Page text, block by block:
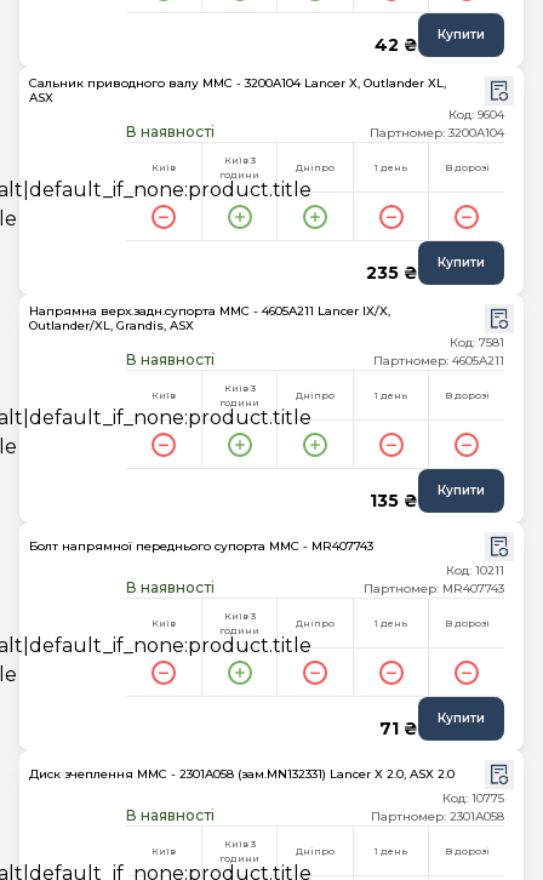
42 ₴ Купити
Сальник приводного валу MMC - 3200A104 Lancer X, Outlander XL,
ASX
В наявності
Код: 9604
Партномер: 3200A104
Київ
Київ 3
години
Дніпро 1 день В дорозі
235 ₴ Купити
Напрямна верх.задн.супорта MMC - 4605A211 Lancer IX/X,
Outlander/XL, Grandis, ASX
В наявності
Код: 7581
Партномер: 4605A211
Київ
Київ 3
години
Дніпро 1 день В дорозі
135 ₴ Купити
Болт напрямної переднього супорта MMC - MR407743
В наявності
Код: 10211
Партномер: MR407743
Київ
Київ 3
години
Дніпро 1 день В дорозі
71 ₴ Купити
Диск зчеплення MMC - 2301A058 (зам.MN132331) Lancer X 2.0, ASX 2.0
В наявності
Код: 10775
Партномер: 2301A058
Київ
Київ 3
години
Дніпро 1 день В дорозі